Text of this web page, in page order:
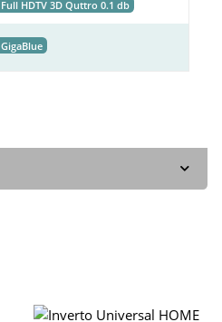
Full HDTV 3D Quttro 0.1 db
GigaBlue